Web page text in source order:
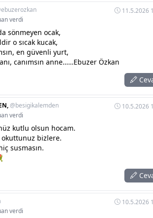
11.5.2026
verdi
sönmeyen ocak,
o sıcak kucak,
en güvenli yurt,
canımsın anne……Ebuzer Özkan
@besigikalemden
10.5.2026
verdi
kutlu olsun hocam.
okuttunuz bizlere.
susmasın.
10.5.2026
verdi